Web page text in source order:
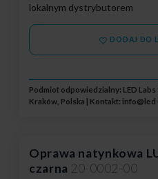
lokalnym dystrybutorem
DODAJ DO
Podmiot odpowiedzialny: LED
Kraków, Polska | Kontakt:
Oprawa natynkowa
czarna 20-0002-00